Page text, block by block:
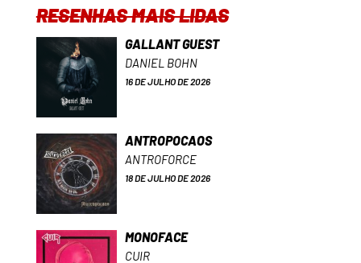
RESENHAS MAIS LIDAS
GALLANT GUEST
DANIEL BOHN
16 DE JULHO DE 2026
ANTROPOCAOS
ANTROFORCE
18 DE JULHO DE 2026
MONOFACE
CUIR